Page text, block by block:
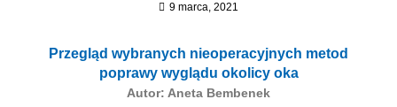
9 marca, 2021
Przegląd wybranych nieoperacyjnych metod
poprawy wyglądu okolicy oka
Autor: Aneta Bembenek